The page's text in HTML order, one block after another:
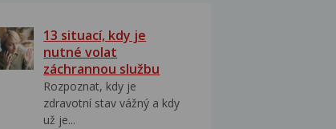
13 situací, kdy je
nutné volat
záchrannou službu
Rozpoznat, kdy je
zdravotní stav vážný a kdy
už je...